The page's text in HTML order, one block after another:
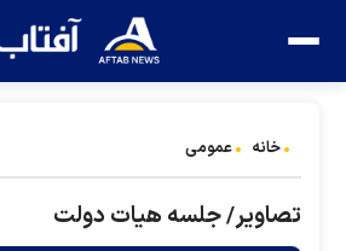
خانه عمومی
تصاویر/ جلسه هیات دولت